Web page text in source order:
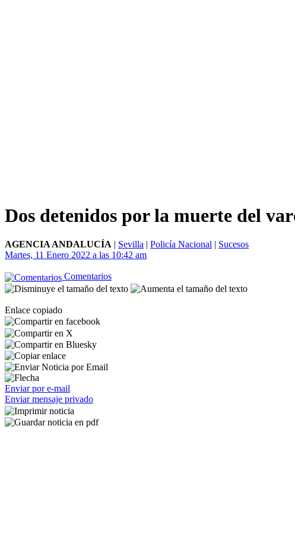
Dos detenidos por la muerte del
AGENCIA ANDALUCÍA | Sevilla | Policía Nacional | Sucesos
Martes, 11 Enero 2022 a las 10:42 am
Comentarios
Enlace copiado
Enviar por e-mail
Enviar mensaje privado